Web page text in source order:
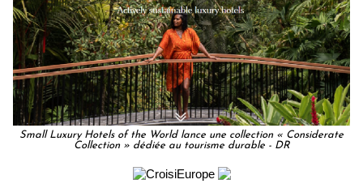
Small Luxury Hotels of the World lance une collection « Considerate
Collection » dédiée au tourisme durable - DR